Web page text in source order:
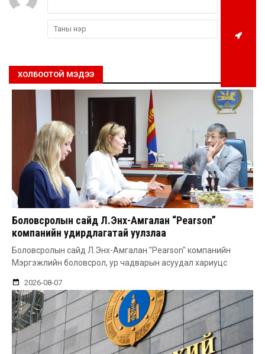
ХОЛБООТОЙ МЭДЭЭ
Боловсролын сайд Л.Энх-Амгалан “Pearson”
компанийн удирдлагатай уулзлаа
Боловсролын сайд Л.Энх-Амгалан "Pearson" компанийн
Мэргэжлийн боловсрол, ур чадварын асуудал хариуцс
2026-08-07